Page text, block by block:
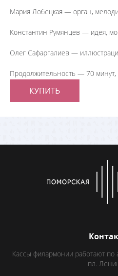
Мария Лобецкая — орган,
Константин Румянцев — идея,
Олег Сафаргалиев —
Продолжительность — 70 минут,
КУПИТЬ
Кассы филармонии работают по
пл.